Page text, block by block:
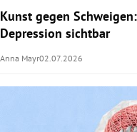
Kunst gegen
Depression sichtbar
Anna Mayr02.07.2026